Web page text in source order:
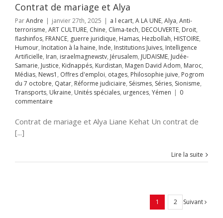
Adom Maroc
News1
Offres
otages
juive
Pogrom
judiciaire
Séries
Sionisme
Ukraine
Unités
urgences Yémen
Contrat de mariage et Alya
ParAndre | janvier 27th, 2025 | a l ecart, A LA UNE, Alya, Anti-
terrorisme, ART CULTURE, Chine, Clima-tech, DECOUVERTE, Droit,
flashinfos, FRANCE, guerre juridique, Hamas, Hezbollah, HISTOIRE,
Humour, Incitation à la haine, Inde, Institutions Juives, Intelligence
Artificielle, Iran, israelmagnewstv, Jérusalem, JUDAISME, Judée-
Samarie, Justice, Kidnappés, Kurdistan, Magen David Adom, Maroc,
Médias, News1 , Offres d'emploi, otages, Philosophie juive, Pogrom
du 7 octobre, Qatar, Réforme judiciaire, Séismes, Séries, Sionisme,
Transports, Ukraine, Unités spéciales, urgences, Yémen | 0
commentaire
Contrat de mariage et Alya Liane Kehat Un contrat de
[...]
Lire la suite
1 2 Suivant